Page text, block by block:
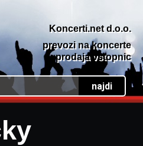
Koncerti.net d.o.o.
prevozi na koncerte
prodaja vstopnic